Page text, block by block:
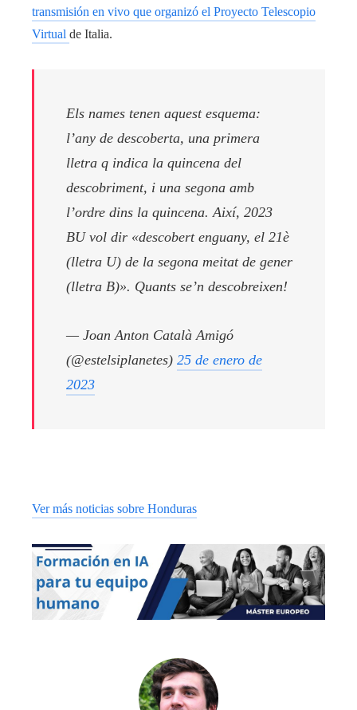
transmisión en vivo que organizó el Proyecto Telescopio
Virtual de Italia.
Els names tenen aquest esquema:
l’any de descoberta, una primera
lletra q indica la quincena del
descobriment, i una segona amb
l’ordre dins la quincena. Així, 2023
BU vol dir «descobert enguany, el 21è
(lletra U) de la segona meitat de gener
(lletra B)». Quants se’n descobreixen!
— Joan Anton Català Amigó
(@estelsiplanetes) 25 de enero de
2023
Ver más noticias sobre Honduras